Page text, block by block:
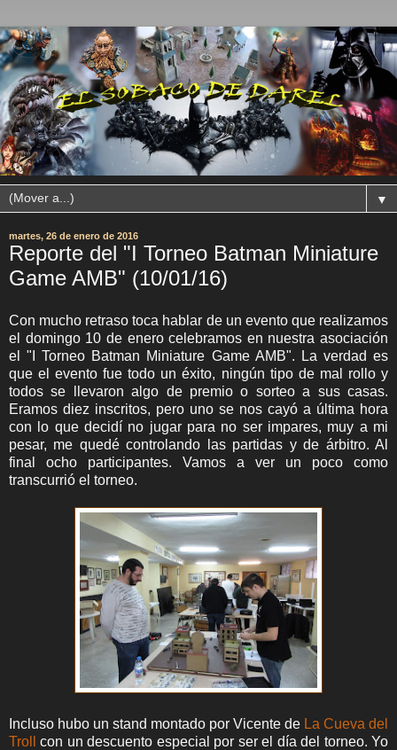
▼
martes, 26 de enero de 2016
Reporte del "I Torneo Batman Miniature
Game AMB" (10/01/16)
Con mucho retraso toca hablar de un evento que realizamos
el domingo 10 de enero celebramos en nuestra asociación
el "I Torneo Batman Miniature Game AMB". La verdad es
que el evento fue todo un éxito, ningún tipo de mal rollo y
todos se llevaron algo de premio o sorteo a sus casas.
Eramos diez inscritos, pero uno se nos cayó a última hora
con lo que decidí no jugar para no ser impares, muy a mi
pesar, me quedé controlando las partidas y de árbitro. Al
final ocho participantes. Vamos a ver un poco como
transcurrió el torneo.
Incluso hubo un stand montado por Vicente de La Cueva del
Trollcon un descuento especial por ser el día del torneo. Yo